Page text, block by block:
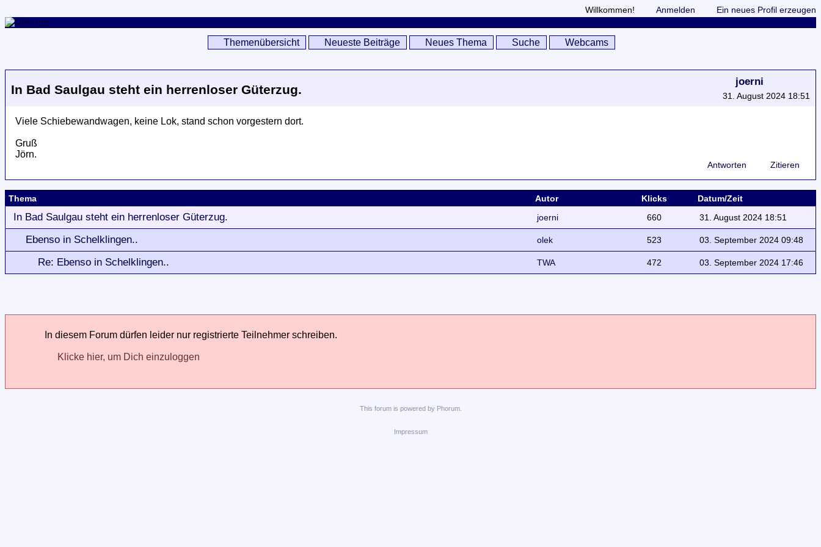
Willkommen! Anmelden Ein neues Profil erzeugen
Themenübersicht Neueste Beiträge Neues Thema Suche Webcams
In Bad Saulgau steht ein herrenloser Güterzug.
joerni
31. August 2024 18:51
Viele Schiebewandwagen, keine Lok, stand schon vorgestern dort.
Gruß
Jörn.
Antworten Zitieren
Thema Autor Klicks Datum/Zeit
In Bad Saulgau steht ein herrenloser Güterzug. joerni 660 31. August 2024 18:51
Ebenso in Schelklingen.. olek 523 03. September 2024 09:48
Re: Ebenso in Schelklingen.. TWA 472 03. September 2024 17:46
In diesem Forum dürfen leider nur registrierte Teilnehmer schreiben.
Klicke hier, um Dich einzuloggen
This forumis powered by Phorum.
Impressum